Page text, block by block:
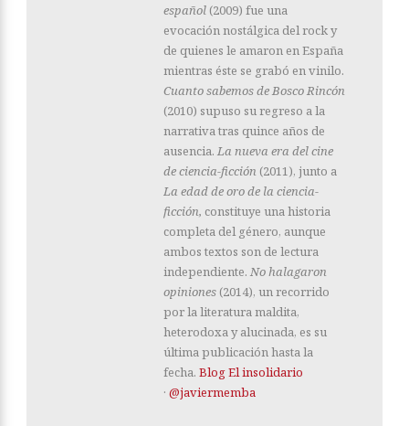
español (2009) fue una
evocación nostálgica del rock y
de quienes le amaron en España
mientras éste se grabó en vinilo.
Cuanto sabemos de Bosco Rincón
(2010) supuso su regreso a la
narrativa tras quince años de
ausencia. La nueva era del cine
de ciencia-ficción (2011), junto a
La edad de oro de la ciencia-
ficción, constituye una historia
completa del género, aunque
ambos textos son de lectura
independiente. No halagaron
opiniones (2014), un recorrido
por la literatura maldita,
heterodoxa y alucinada, es su
última publicación hasta la
fecha. Blog El insolidario
· @javiermemba